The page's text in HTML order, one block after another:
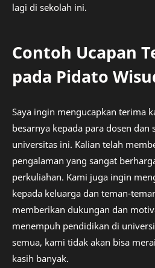
lagi di sekolah ini.
Contoh Ucapan
pada Pidato
Saya ingin mengucapkan terima
besarnya kepada para dosen dan
universitas ini. Kalian telah
pengalaman yang sangat
perkuliahan. Kami juga ingin
kepada keluarga dan teman-
memberikan dukungan dan
menempuh pendidikan di
semua, kami tidak akan bisa
kasih banyak.